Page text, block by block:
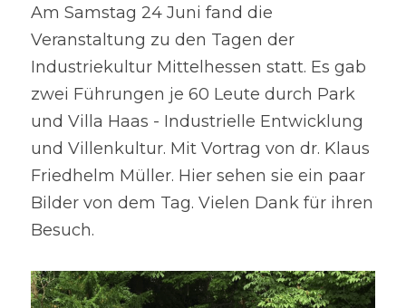
Am Samstag 24 Juni fand die
Veranstaltung zu den Tagen der
Industriekultur Mittelhessen statt. Es gab
zwei Führungen je 60 Leute durch Park
und Villa Haas - Industrielle Entwicklung
und Villenkultur. Mit Vortrag von dr. Klaus
Friedhelm Müller. Hier sehen sie ein paar
Bilder von dem Tag. Vielen Dank für ihren
Besuch.